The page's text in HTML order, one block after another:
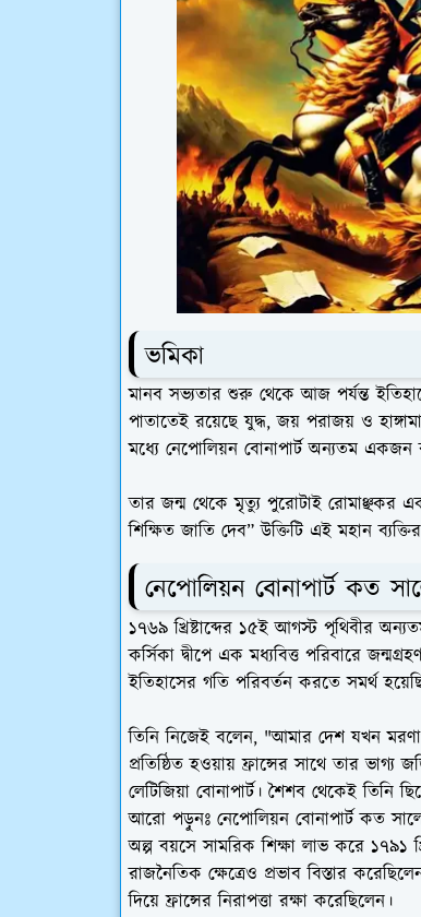
ভমিকা
মানব সভ্যতার শুরু থেকে আজ পর্যন্ত
পাতাতেই রয়েছে যুদ্ধ, জয় পরাজয় ও
মধ্যে নেপোলিয়ন বোনাপার্ট অন্যতম একজন
তার জন্ম থেকে মৃত্যু পুরোটাই রোমাঞ্ছকর
শিক্ষিত জাতি দেব” উক্তিটি এই মহান
নেপোলিয়ন বোনাপার্ট কত
১৭৬৯ খ্রিষ্টাব্দের ১৫ই আগস্ট পৃথিবীর
কর্সিকা দ্বীপে এক মধ্যবিত্ত পরিবারে
ইতিহাসের গতি পরিবর্তন করতে সমর্থ
তিনি নিজেই বলেন, "আমার দেশ যখন
প্রতিষ্ঠিত হওয়ায় ফ্রান্সের সাথে তার
লেটিজিয়া বোনাপার্ট। শৈশব থেকেই তিনি
আরো পড়ুনঃ নেপোলিয়ন বোনাপার্ট কত
অল্প বয়সে সামরিক শিক্ষা লাভ করে ১৭৯১
রাজনৈতিক ক্ষেত্রেও প্রভাব বিস্তার
দিয়ে ফ্রান্সের নিরাপত্তা রক্ষা করেছিলেন।